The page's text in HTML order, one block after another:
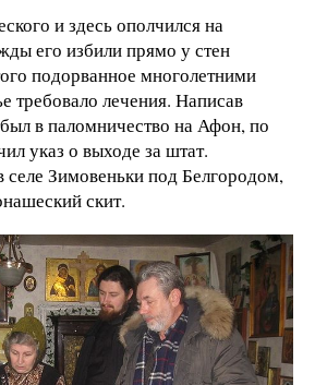
и здесь ополчился на
его избили прямо у стен
подорванное многолетними
требовало лечения. Написав
в паломничество на Афон, по
указ о выходе за штат.
селе Зимовеньки под Белгородом,
скит.